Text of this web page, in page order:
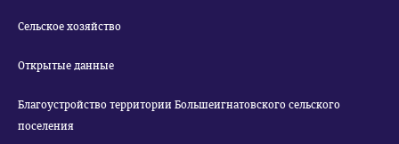
Сельское хозяйство
Открытые данные
Благоустройство территории Большеигнатовского сельского
поселения